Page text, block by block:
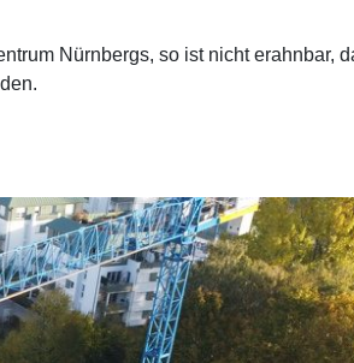
Nürnbergs, so ist nicht erahnbar,